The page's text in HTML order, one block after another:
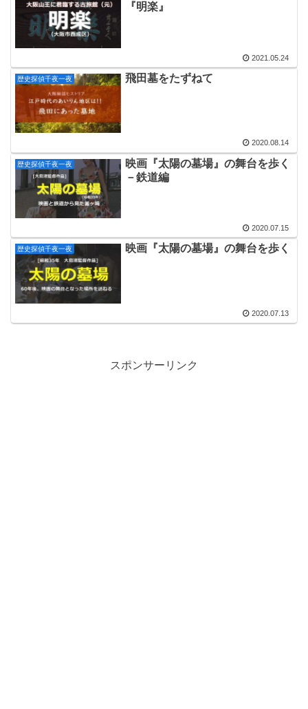
『明楽』
2021.05.24
歴史探偵千夜一夜 飛田墓をたずねて
2020.08.14
歴史探偵千夜一夜
映画『太陽の墓場』の舞台を歩く
－鉄道編
2020.07.15
歴史探偵千夜一夜 映画『太陽の墓場』の舞台を歩く
2020.07.13
スポンサーリンク